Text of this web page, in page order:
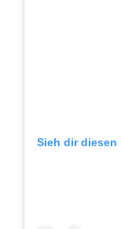
Sieh dir diesen